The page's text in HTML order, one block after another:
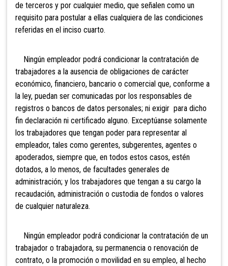
de terceros y por cualquier medio, que señalen como un
requisito para postular a ellas cualquiera de las condiciones
referidas en el inciso cuarto.
Ningún empleador podrá condicionar la contratación de
trabajadores a la ausencia de obligaciones de carácter
económico, financiero, bancario o comercial que, conforme a
la ley, puedan ser comunicadas por los responsables de
registros o bancos de datos personales; ni exigir para dicho
fin declaración ni certificado alguno. Exceptúanse solamente
los trabajadores que tengan poder para representar al
empleador, tales como gerentes, subgerentes, agentes o
apoderados, siempre que, en todos estos casos, estén
dotados, a lo menos, de facultades generales de
administración; y los trabajadores que tengan a su cargo la
recaudación, administración o custodia de fondos o valores
de cualquier naturaleza.
Ningún empleador podrá condicionar la contratación de un
trabajador o trabajadora, su permanencia o renovación de
contrato, o la promoción o movilidad en su empleo, al hecho